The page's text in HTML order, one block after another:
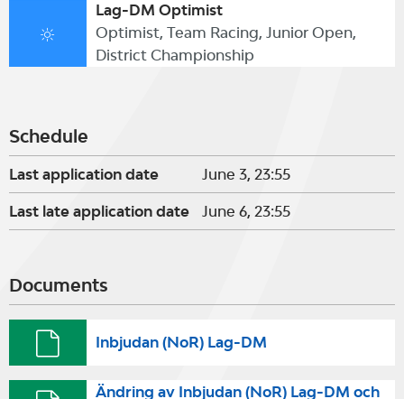
Lag-DM Optimist
Optimist, Team Racing, Junior Open,
District Championship
Schedule
Last application date June 3, 23:55
Last late application date June 6, 23:55
Documents
Inbjudan (NoR) Lag-DM
Ändring av Inbjudan (NoR) Lag-DM och